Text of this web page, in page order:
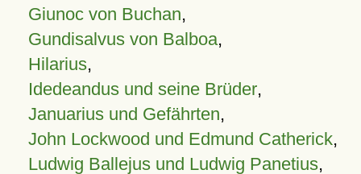
Giunoc von Buchan,
Gundisalvus von Balboa,
Hilarius,
Idedeandus und seine Brüder,
Januarius und Gefährten,
John Lockwood und Edmund Catherick,
Ludwig Ballejus und Ludwig Panetius,